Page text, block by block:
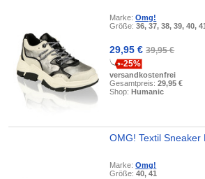
Marke:Omg!
Größe:36, 37, 38, 39, 40,
29,95 €39,95 €
-25%
versandkostenfrei
Gesamtpreis:29,95 €
Shop: Humanic
OMG! Textil Sneaker
Marke:Omg!
Größe:40, 41